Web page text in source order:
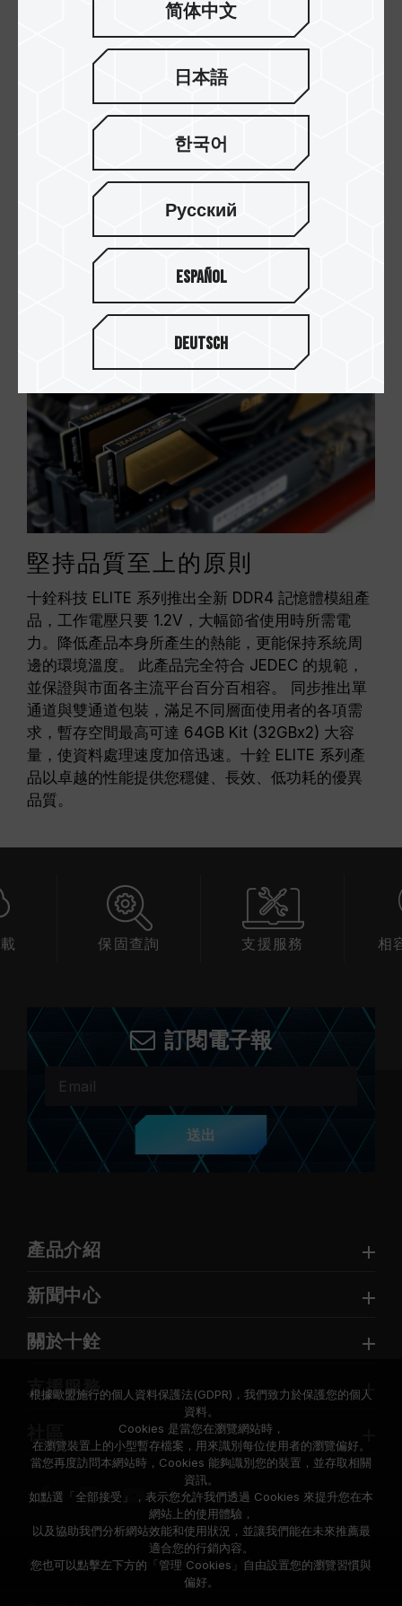
主機板廠 QVL 認證
皆在各主流 DDR4 主機板上完成多種相容性驗證，
確保皆能在 QVL 列表中的主機板上穩定運作，讓您
在選購高速記憶體的同時，無需擔心找不到可支援
堅持品質至上的原則
十銓科技 ELITE 系列推出全新 DDR4 記憶體模組產
品，工作電壓只要 1.2V，大幅節省使用時所需電
力。降低產品本身所產生的熱能，更能保持系統周
邊的環境溫度。 此產品完全符合 JEDEC 的規範，
並保證與市面各主流平台百分百相容。 同步推出單
通道與雙通道包裝，滿足不同層面使用者的各項需
求，暫存空間最高可達 64GB Kit (32GBx2) 大容
量，使資料處理速度加倍迅速。十銓 ELITE 系列產
品以卓越的性能提供您穩健、長效、低功耗的優異
品質。
保固查詢 支援服務 相
訂閱電子報
送出
產品介紹
新聞中心
關於十銓
支援服務
© 2026 Team Group Inc. All Rights Reserved.
简体中文
日本語
한국어
Русский
Español
Deutsch
根據歐盟施行的個人資料保護法(GDPR)，我們致力於保護您的個人
資料。
Cookies 是當您在瀏覽網站時，
在瀏覽裝置上的小型暫存檔案，用來識別每位使用者的瀏覽偏好。
當您再度訪問本網站時，Cookies 能夠識別您的裝置，並存取相關
資訊。
如點選「全部接受」，表示您允許我們透過 Cookies 來提升您在本
網站上的使用體驗，
以及協助我們分析網站效能和使用狀況，並讓我們能在未來推薦最
適合您的行銷內容。
您也可以點擊左下方的「管理 Cookies」自由設置您的瀏覽習慣與
偏好。